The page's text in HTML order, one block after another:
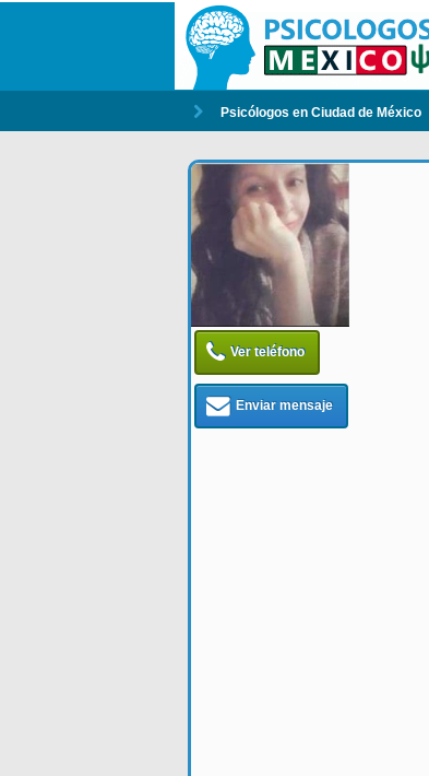
Psicólogos en Ciudad de México
Ver teléfono
Enviar mensaje